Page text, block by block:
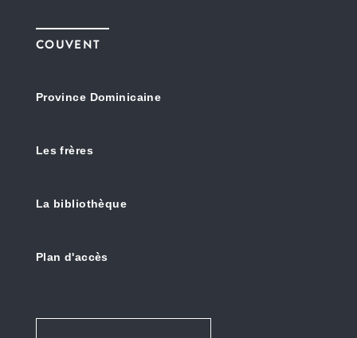
COUVENT
Province Dominicaine
Les frères
La bibliothèque
Plan d'accès